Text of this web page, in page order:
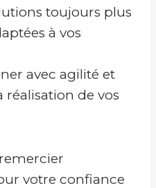
toujours plus
à vos
avec agilité et
réalisation de vos
votre confiance